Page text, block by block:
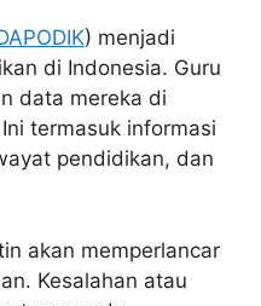
) menjadi
di Indonesia. Guru
data mereka di
termasuk informasi
pendidikan, dan
akan memperlancar
Kesalahan atau